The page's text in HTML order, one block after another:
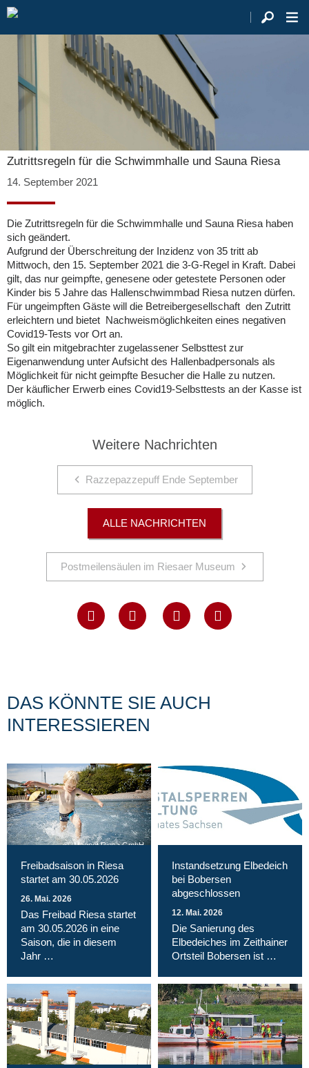
Zutrittsregeln für die Schwimmhalle und Sauna Riesa
14. September 2021
Die Zutrittsregeln für die Schwimmhalle und Sauna Riesa haben
sich geändert.
Aufgrund der Überschreitung der Inzidenz von 35 tritt ab
Mittwoch, den 15. September 2021 die 3-G-Regel in Kraft. Dabei
gilt, das nur geimpfte, genesene oder getestete Personen oder
Kinder bis 5 Jahre das Hallenschwimmbad Riesa nutzen dürfen.
Für ungeimpften Gäste will die Betreibergesellschaft den Zutritt
erleichtern und bietet Nachweismöglichkeiten eines negativen
Covid19-Tests vor Ort an.
So gilt ein mitgebrachter zugelassener Selbsttest zur
Eigenanwendung unter Aufsicht des Hallenbadpersonals als
Möglichkeit für nicht geimpfte Besucher die Halle zu nutzen.
Der käuflicher Erwerb eines Covid19-Selbsttests an der Kasse ist
möglich.
Weitere Nachrichten
Razzepazzepuff Ende September
ALLE NACHRICHTEN
Postmeilensäulen im Riesaer Museum
DAS KÖNNTE SIE AUCH
INTERESSIEREN
Magnet Riesa GmbH
Freibadsaison in Riesa
startet am 30.05.2026
26. Mai. 2026
Das Freibad Riesa startet
am 30.05.2026 in eine
Saison, die in diesem
Jahr …
Instandsetzung Elbedeich
bei Bobersen
abgeschlossen
12. Mai. 2026
Die Sanierung des
Elbedeiches im Zeithainer
Ortsteil Bobersen ist …